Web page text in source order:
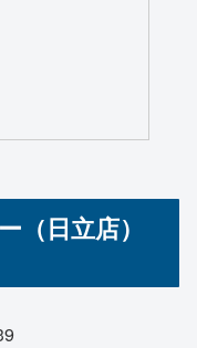
（日立店）